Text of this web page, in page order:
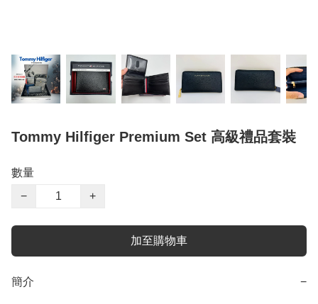
Tommy Hilfiger Premium Set 高級禮品套裝
數量
−
+
加至購物車
簡介 −